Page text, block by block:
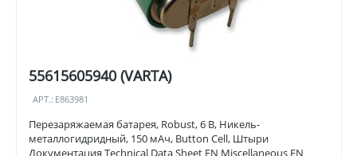
55615605940 (VARTA)
АРТ.: E863981
Перезаряжаемая батарея, Robust, 6 В, Никель-
металлогидридный, 150 мАч, Button Cell, Штыри
Документация Technical Data Sheet EN Miscellaneous EN